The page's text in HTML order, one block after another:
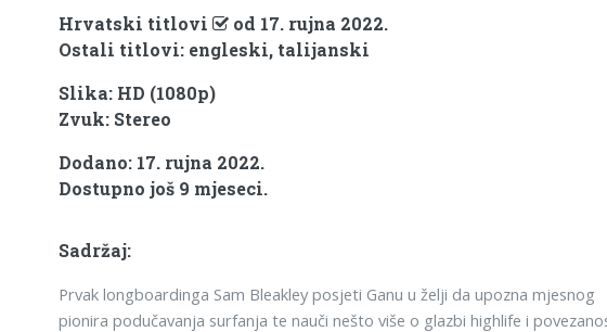
Hrvatski titlovi
od 17. rujna 2022.
Ostali titlovi: engleski, talijanski
Slika: HD (1080p)
Zvuk: Stereo
Dodano: 17. rujna 2022.
Dostupno još 9 mjeseci.
Sadržaj:
Prvak longboardinga Sam Bleakley posjeti Ganu u želji da upozna mjesnog
pionira podučavanja surfanja te nauči nešto više o glazbi highlife i